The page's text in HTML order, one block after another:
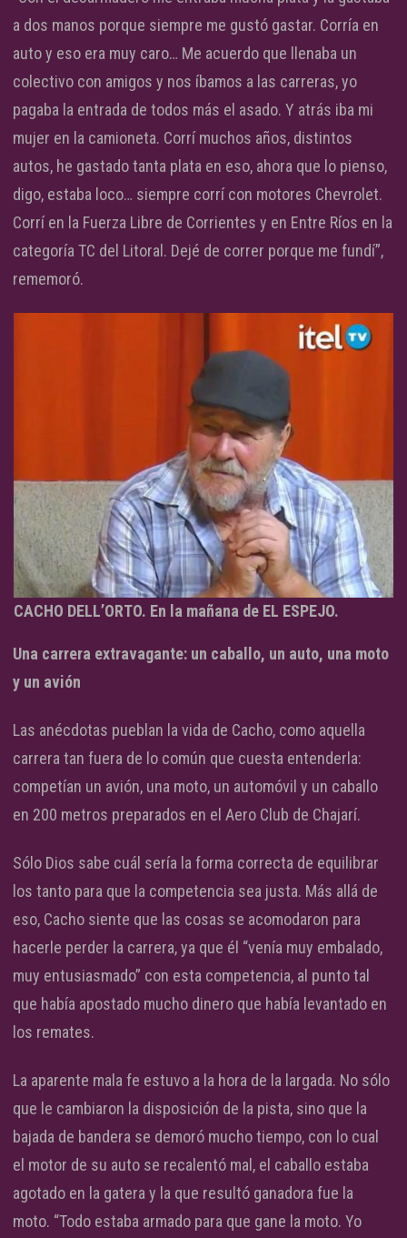
a dos manos porque siempre me gustó gastar. Corría en
auto y eso era muy caro… Me acuerdo que llenaba un
colectivo con amigos y nos íbamos a las carreras, yo
pagaba la entrada de todos más el asado. Y atrás iba mi
mujer en la camioneta. Corrí muchos años, distintos
autos, he gastado tanta plata en eso, ahora que lo pienso,
digo, estaba loco… siempre corrí con motores Chevrolet.
Corrí en la Fuerza Libre de Corrientes y en Entre Ríos en la
categoría TC del Litoral. Dejé de correr porque me fundí”,
rememoró.
CACHO DELL’ORTO. En la mañana de EL ESPEJO.
Una carrera extravagante: un caballo, un auto, una moto
y un avión
Las anécdotas pueblan la vida de Cacho, como aquella
carrera tan fuera de lo común que cuesta entenderla:
competían un avión, una moto, un automóvil y un caballo
en 200 metros preparados en el Aero Club de Chajarí.
Sólo Dios sabe cuál sería la forma correcta de equilibrar
los tanto para que la competencia sea justa. Más allá de
eso, Cacho siente que las cosas se acomodaron para
hacerle perder la carrera, ya que él “venía muy embalado,
muy entusiasmado” con esta competencia, al punto tal
que había apostado mucho dinero que había levantado en
los remates.
La aparente mala fe estuvo a la hora de la largada. No sólo
que le cambiaron la disposición de la pista, sino que la
bajada de bandera se demoró mucho tiempo, con lo cual
el motor de su auto se recalentó mal, el caballo estaba
agotado en la gatera y la que resultó ganadora fue la
moto. “Todo estaba armado para que gane la moto. Yo